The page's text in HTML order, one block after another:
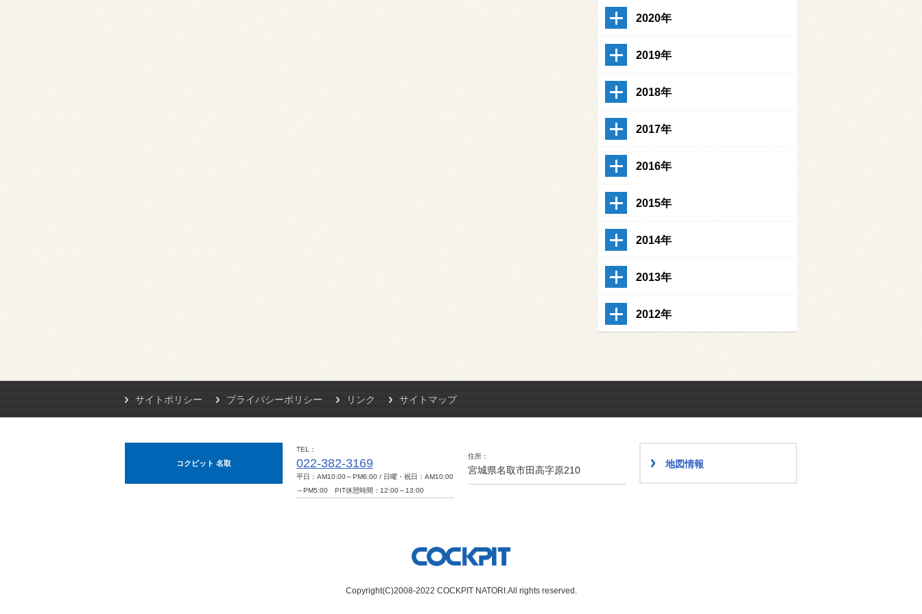
2020年
2019年
2018年
2017年
2016年
2015年
2014年
2013年
2012年
サイトポリシー プライバシーポリシー リンク サイトマップ
コクピット 名取
TEL
022-382-3169
平日：AM10:00～PM6:00 / 日曜・祝日：AM10:00
～PM5:00 PIT休憩時間：12:00～13:00
住所
宮城県名取市田高字原210
地図情報
Copyright(C)2008-2022 COCKPIT NATORI.All rights reserved.